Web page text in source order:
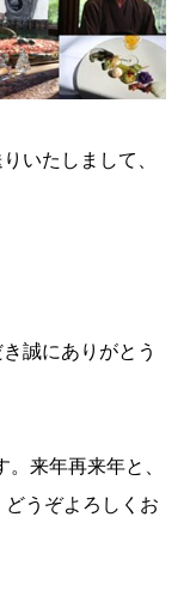
いたしまして、
誠にありがとう
来年再来年と、
うぞよろしくお